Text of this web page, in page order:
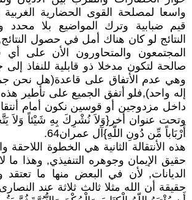
واسعا لمصلحة القوى الحضارية الغربية
قيم ضبابية وترك المواضيع بلا محدد
النتائج لو كان هناك أمل في حصول
المجتمعون والمتحاورون الأن على
صالحة لتكون مدخلا ذو قابلية للنفاذ
وهي عدم الأتفاق على قاعدة(هل نحن
إله واحد),فلو أتفق الجميع على تأطير
داخل مزدوجين أو قوسين نكون أمام
وتحت عنوان أخر{وَلاَ نُشْرِكَ بِهِ شَيْئاً وَلاَ
أَرْبَاباً مِّن دُونِ اللّهِ}آل عمران64.
هذه الأنتقالة الثانية هي الخطوة اللاحقة
حقيق الإيمان وجوهره التنفيذي, وهذا ما
الديانات, لأن في البعض منها ما
حقيقة أن الله مثلا ثالث ثلاثة عند